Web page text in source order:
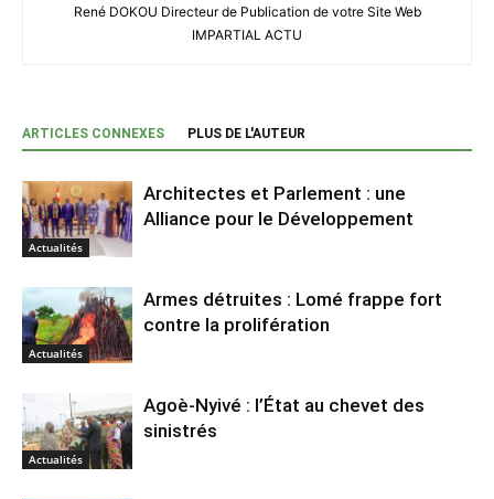
René DOKOU Directeur de Publication de votre Site Web
IMPARTIAL ACTU
ARTICLES CONNEXES PLUS DE L'AUTEUR
Actualités
Architectes et Parlement : une
Alliance pour le Développement
Actualités
Armes détruites : Lomé frappe fort
contre la prolifération
Actualités
Agoè-Nyivé : l’État au chevet des
sinistrés